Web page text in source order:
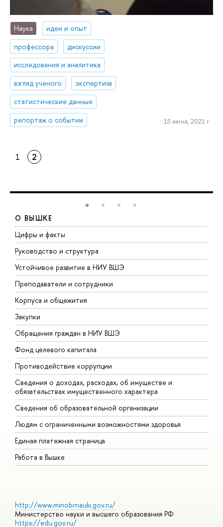
Наука
идеи и опыт
профессора
дискуссии
исследования и аналитика
взгляд ученого
экспертиза
статистические данные
репортаж о событии
15 июня, 2021 г.
1 2
О ВЫШКЕ
Цифры и факты
Руководство и структура
Устойчивое развитие в НИУ ВШЭ
Преподаватели и сотрудники
Корпуса и общежития
Закупки
Обращения граждан в НИУ ВШЭ
Фонд целевого капитала
Противодействие коррупции
Сведения о доходах, расходах, об имуществе и
обязательствах имущественного характера
Сведения об образовательной организации
Людям с ограниченными возможностями здоровья
Единая платежная страница
Работа в Вышке
http://www.minobrnauki.gov.ru/
Министерство науки и высшего образования РФ
https://edu.gov.ru/